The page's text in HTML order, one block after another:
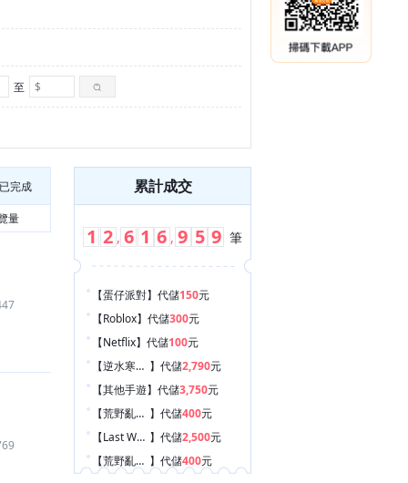
至
已完成
量
累計成交
1 2 , 6 1 6 , 9 5 9 筆
【蛋仔派對】 代儲150元
【Roblox】 代儲300元
【Netflix】 代儲100元
】 代儲2,790元
【其他手遊】 代儲3,750元
】 代儲400元
】 代儲2,500元
】 代儲400元